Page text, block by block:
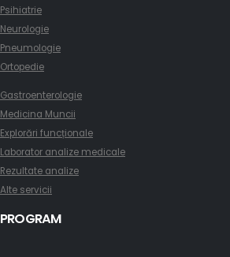
Psihiatrie
Neurologie
Pneumologie
Ortopedie
Gastroenterologie
Medicina Muncii
Explorări funcționale
Laborator analize medicale
Rezultate analize
Alte servicii
PROGRAM